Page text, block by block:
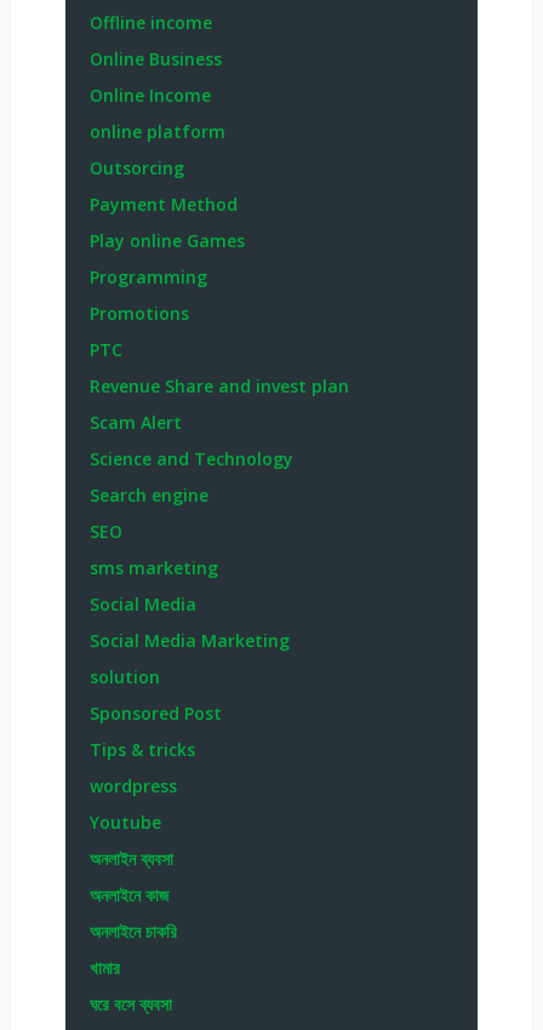
Offline income
Online Business
Online Income
online platform
Outsorcing
Payment Method
Play online Games
Programming
Promotions
PTC
Revenue Share and invest plan
Scam Alert
Science and Technology
Search engine
SEO
sms marketing
Social Media
Social Media Marketing
solution
Sponsored Post
Tips & tricks
wordpress
Youtube
অনলাইন ব্যবসা
অনলাইনে কাজ
অনলাইনে চাকরি
খামার
ঘরে বসে ব্যবসা